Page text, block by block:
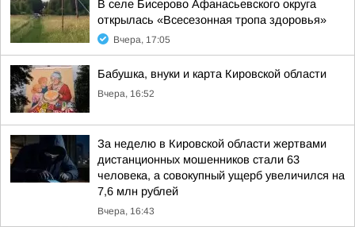
В селе Бисерово Афанасьевского округа
открылась «Всесезонная тропа здоровья»
Вчера, 17:05
Бабушка, внуки и карта Кировской области
Вчера, 16:52
За неделю в Кировской области жертвами
дистанционных мошенников стали 63
человека, а совокупный ущерб увеличился на
7,6 млн рублей
Вчера, 16:43